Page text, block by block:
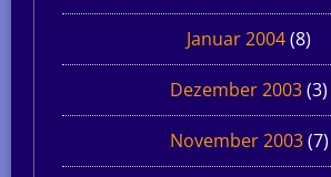
Januar 2004(8)
Dezember 2003(3)
November 2003(7)